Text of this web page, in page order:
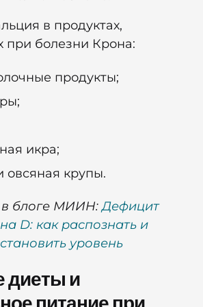
в продуктах,
при болезни Крона:
продукты;
икра;
овсяная крупы.
в блоге МИИН:Дефицит
D: как распознать и
уровень
диеты и